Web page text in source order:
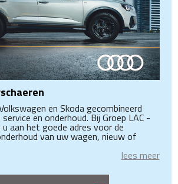
en Skoda gecombineerd
en onderhoud. Bij Groep LAC -
aan het goede adres voor de
van uw wagen, nieuw of
lees meer